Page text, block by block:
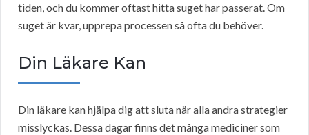
tiden, och du kommer oftast hitta suget har passerat. Om
suget är kvar, upprepa processen så ofta du behöver.
Din Läkare Kan
Din läkare kan hjälpa dig att sluta när alla andra strategier
misslyckas. Dessa dagar finns det många mediciner som